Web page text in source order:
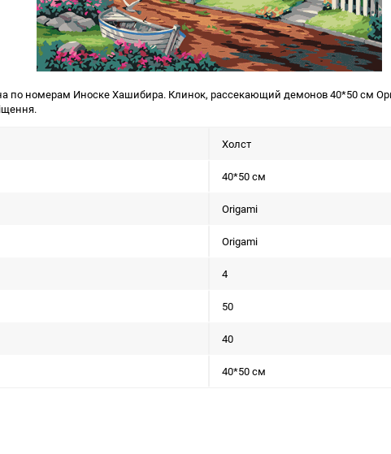
по номерам Иноске Хашибира. Клинок, рассекающий демонов 40*50 см
Холст
40*50 см
Origami
Origami
4
50
40
40*50 см